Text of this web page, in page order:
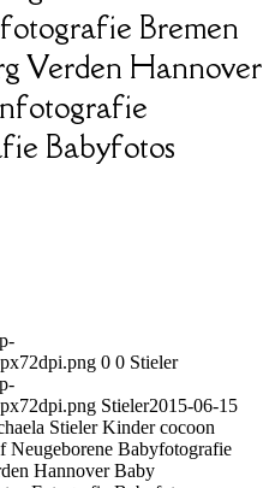
Bremen
Verden Hannover
Babyfotos
0 0 Stieler
Stieler2015-06-15
Stieler Kinder cocoon
Neugeborene Babyfotografie
Hannover Baby